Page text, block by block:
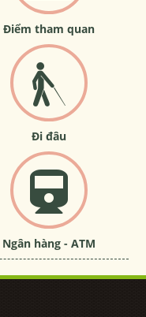
Điểm tham quan
Đi đâu
Ngân hàng - ATM